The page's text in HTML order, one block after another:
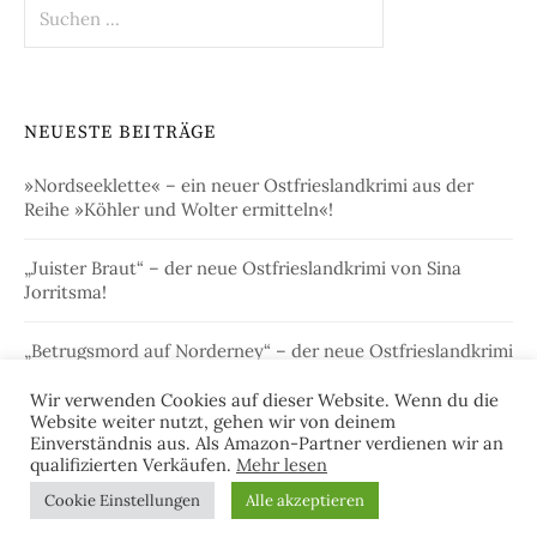
nach:
NEUESTE BEITRÄGE
»Nordseeklette« – ein neuer Ostfrieslandkrimi aus der
Reihe »Köhler und Wolter ermitteln«!
„Juister Braut“ – der neue Ostfrieslandkrimi von Sina
Jorritsma!
„Betrugsmord auf Norderney“ – der neue Ostfrieslandkrimi
„Charmeurmord auf Langeoog“ – der neue
Ostfrieslandkrimi von Julia Brunjes
„Der Tote in der Schleuse“ – Alfred Bekkers neuer
Wir verwenden Cookies auf dieser Website. Wenn du die
Website weiter nutzt, gehen wir von deinem
Einverständnis aus. Als Amazon-Partner verdienen wir an
qualifizierten Verkäufen. Mehr lesen
Cookie Einstellungen Alle akzeptieren